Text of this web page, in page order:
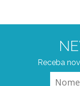
Receba